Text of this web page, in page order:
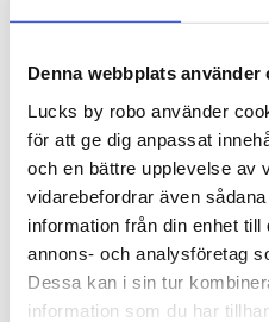
Denna webbplats använder
Lucks by robo använder
för att ge dig anpassat
och en bättre upplevelse av
vidarebefordrar även
information från din enhet
annons- och analysföretag
Dessa kan i sin tur
information som du har
KÖP
Lagerstatus
Artikelnr
Slät kökslucka tillverkad i
lackas utan extra
IKEAs Metod-stommar.